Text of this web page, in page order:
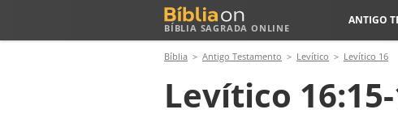
BÍBLIA SAGRADA ONLINE
ANTIGO
Bíblia Antigo Testamento Levítico Levítico 16
Levítico